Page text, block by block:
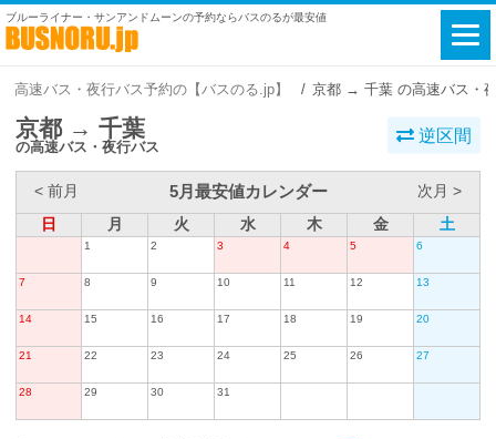
ブルーライナー・サンアンドムーンの予約ならバスのるが最安値
高速バス・夜行バス予約の【バスのる.jp】 京都 → 千葉 の高速バス・
京都 → 千葉
の高速バス・夜行バス
逆区間
< 前月 5月最安値カレンダー
次月 >
日
月 火 水 木 金 土
1 2 3 4 5 6
7 8 9 10 11 12 13
14 15 16 17 18 19 20
21 22 23 24 25 26 27
28 29 30 31